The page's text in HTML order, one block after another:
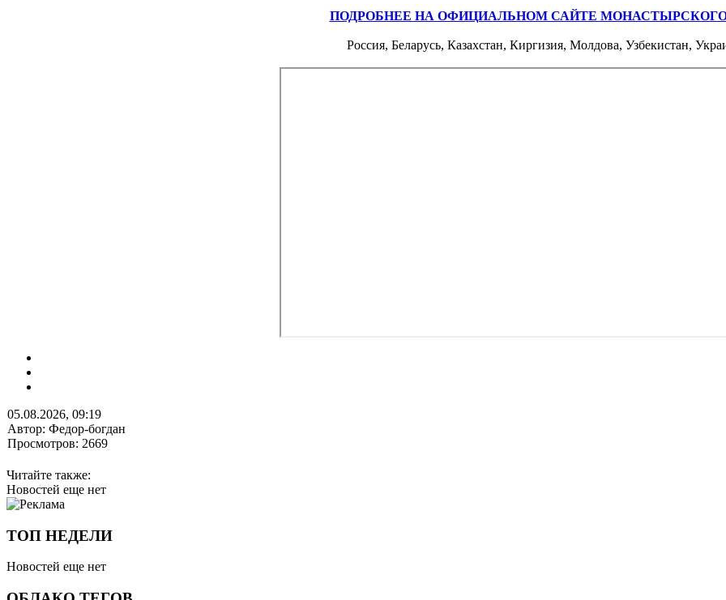
ПОДРОБНЕЕ НА ОФИЦИАЛЬНОМ САЙТЕ
Россия, Беларусь, Казахстан, Киргизия, Молдова, Узбекистан,
05.08.2026, 09:19
Автор: Федор-богдан
Просмотров: 2669
Читайте также:
Новостей еще нет
ТОП НЕДЕЛИ
Новостей еще нет